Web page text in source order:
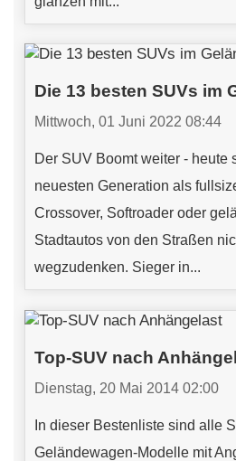
Die 13 besten SUVs im
Mittwoch, 01 Juni 2022 08:44
Der SUV Boomt weiter - heute
neuesten Generation als
Crossover, Softroader oder
Stadtautos von den Straßen
wegzudenken. Sieger in...
Top-SUV nach
Dienstag, 20 Mai 2014 02:00
In dieser Bestenliste sind alle
Geländewagen-Modelle mit